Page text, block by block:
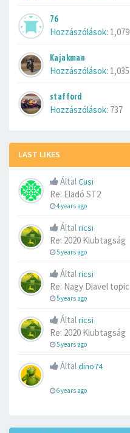
76
Hozzászólások: 1,079
Kajakman
Hozzászólások: 1,035
stafford
Hozzászólások: 737
LAST LIKES
ÁltalCusi
Re: Eladó ST2
4 years ago
Általricsi
Re: 2020 Klubtagság
5 years ago
Általricsi
Re: Nagy Diavel topic
5 years ago
Általricsi
Re: 2020 Klubtagság
5 years ago
Általdino74
6 years ago